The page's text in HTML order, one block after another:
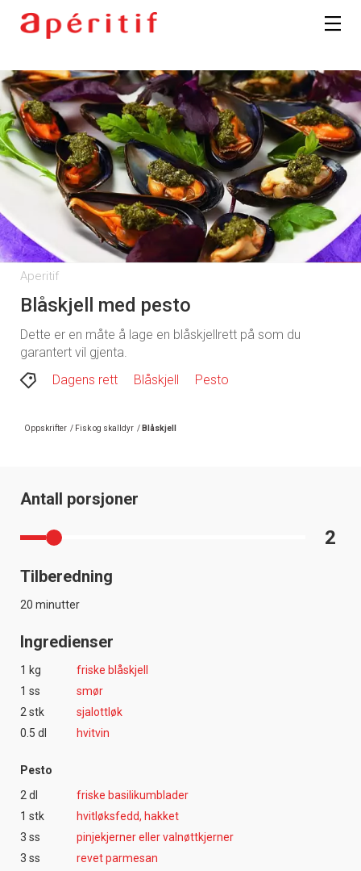
Aperitif
Blåskjell med pesto
Dette er en måte å lage en blåskjellrett på som du
garantert vil gjenta.
Dagens rett
Blåskjell Pesto
Oppskrifter / Fisk og skalldyr / Blåskjell
Antall porsjoner
2
Tilberedning
20 minutter
Ingredienser
1 kg
friske blåskjell
1 ss
smør
2 stk
sjalottløk
0.5 dl
hvitvin
Pesto
2 dl
friske basilikumblader
1 stk
hvitløksfedd, hakket
3 ss
pinjekjerner eller valnøttkjerner
3 ss
revet parmesan